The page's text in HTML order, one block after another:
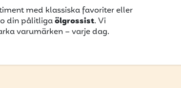
med klassiska favoriter eller
din pålitligaölgrossist. Vi
varumärken – varje dag.